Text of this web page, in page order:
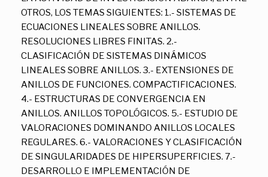
OTROS, LOS TEMAS SIGUIENTES: 1.- SISTEMAS DE
ECUACIONES LINEALES SOBRE ANILLOS.
RESOLUCIONES LIBRES FINITAS. 2.-
CLASIFICACIÓN DE SISTEMAS DINÁMICOS
LINEALES SOBRE ANILLOS. 3.- EXTENSIONES DE
ANILLOS DE FUNCIONES. COMPACTIFICACIONES.
4.- ESTRUCTURAS DE CONVERGENCIA EN
ANILLOS. ANILLOS TOPOLÓGICOS. 5.- ESTUDIO DE
VALORACIONES DOMINANDO ANILLOS LOCALES
REGULARES. 6.- VALORACIONES Y CLASIFICACIÓN
DE SINGULARIDADES DE HIPERSUPERFICIES. 7.-
DESARROLLO E IMPLEMENTACIÓN DE